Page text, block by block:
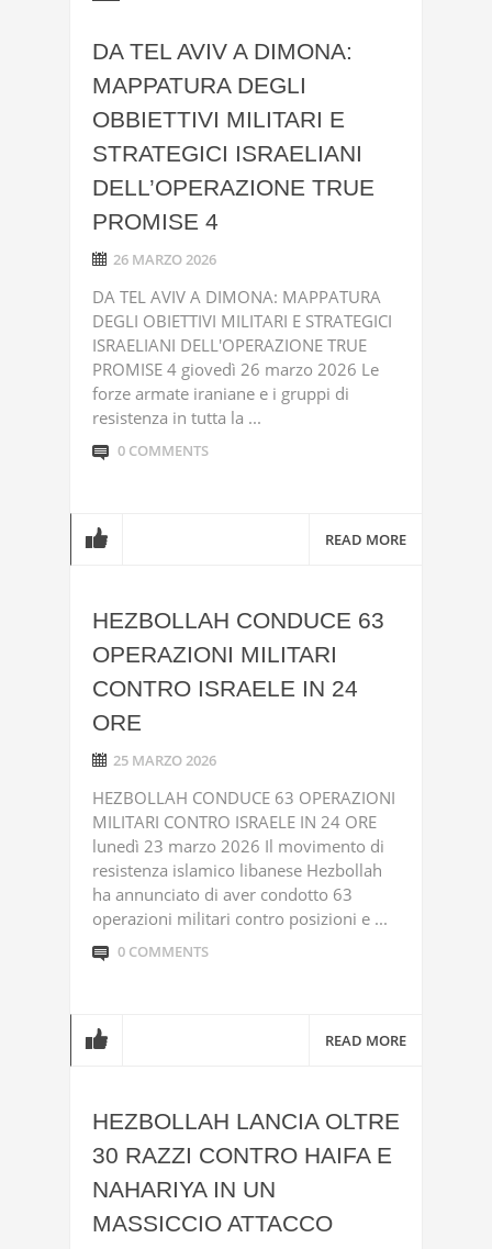
DA TEL AVIV A DIMONA:
MAPPATURA DEGLI
OBBIETTIVI MILITARI E
STRATEGICI ISRAELIANI
DELL’OPERAZIONE TRUE
PROMISE 4
26 MARZO 2026
DA TEL AVIV A DIMONA: MAPPATURA
DEGLI OBIETTIVI MILITARI E STRATEGICI
ISRAELIANI DELL'OPERAZIONE TRUE
PROMISE 4 giovedì 26 marzo 2026 Le
forze armate iraniane e i gruppi di
resistenza in tutta la ...
0 COMMENTS
READ MORE
HEZBOLLAH CONDUCE 63
OPERAZIONI MILITARI
CONTRO ISRAELE IN 24
ORE
25 MARZO 2026
HEZBOLLAH CONDUCE 63 OPERAZIONI
MILITARI CONTRO ISRAELE IN 24 ORE
lunedì 23 marzo 2026 Il movimento di
resistenza islamico libanese Hezbollah
ha annunciato di aver condotto 63
operazioni militari contro posizioni e ...
0 COMMENTS
READ MORE
HEZBOLLAH LANCIA OLTRE
30 RAZZI CONTRO HAIFA E
NAHARIYA IN UN
MASSICCIO ATTACCO